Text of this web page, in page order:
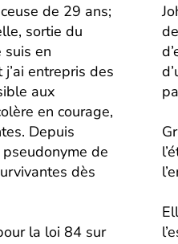
de 29 ans;
sortie du
suis en
entrepris des
aux
en courage,
Depuis
de
dès
la loi 84 sur